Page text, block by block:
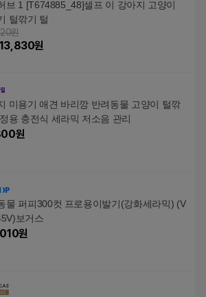
브 1 [T674885_48]셀프 이 강아지 고양이
털깎기 털
원
원
미용기 애견 바리깡 반려동물 고양이 털깎
용 충전식 세라믹 저소음 관리
원
물 퍼피300컷 프로용이발기(강화세라믹) (V
보거스
원